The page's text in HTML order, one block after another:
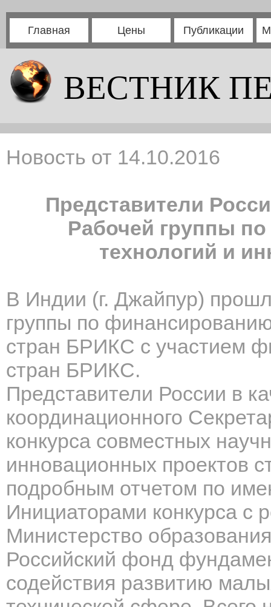
Главная Цены Публикации
ВЕСТНИК
Новость от 14.10.2016
Представители
Рабочей группы
технологий и
В Индии (г. Джайпур)
группы по
стран БРИКС с участием
стран БРИКС.
Представители России в
координационного
конкурса совместных
инновационных проектов
подробным отчетом по
Инициаторами конкурса с
Министерство
Российский фонд
содействия развитию